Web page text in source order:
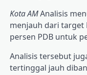
Kota AMAnalisis
menjauh dari target
persen PDB untuk
Analisis tersebut
tertinggal jauh